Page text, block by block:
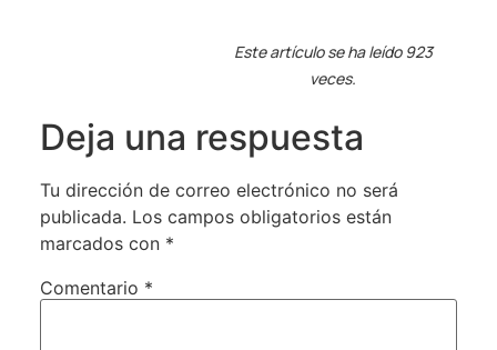
Este artículo se ha leído 923
veces.
Deja una respuesta
Tu dirección de correo electrónico no será
publicada. Los campos obligatorios están
marcados con *
Comentario *